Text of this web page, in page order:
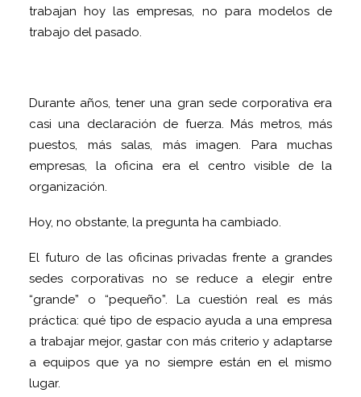
trabajan hoy las empresas, no para modelos de
trabajo del pasado.
Durante años, tener una gran sede corporativa era
casi una declaración de fuerza. Más metros, más
puestos, más salas, más imagen. Para muchas
empresas, la oficina era el centro visible de la
organización.
Hoy, no obstante, la pregunta ha cambiado.
El futuro de las oficinas privadas frente a grandes
sedes corporativas no se reduce a elegir entre
“grande” o “pequeño”. La cuestión real es más
práctica: qué tipo de espacio ayuda a una empresa
a trabajar mejor, gastar con más criterio y adaptarse
a equipos que ya no siempre están en el mismo
lugar.